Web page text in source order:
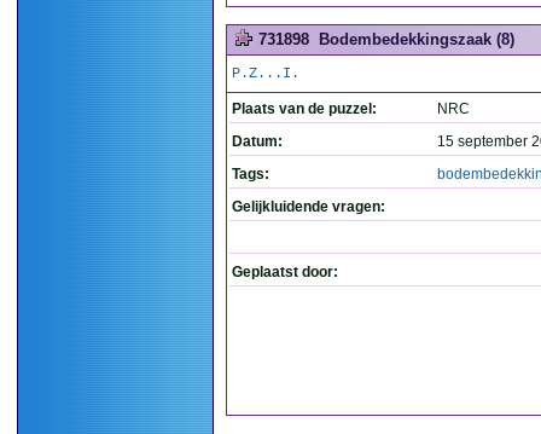
731898 Bodembedekkingszaak (8)
P.Z...I.
Plaats van de puzzel:
NRC
Datum:
15 september
Tags:
Gelijkluidende vragen:
Geplaatst door: